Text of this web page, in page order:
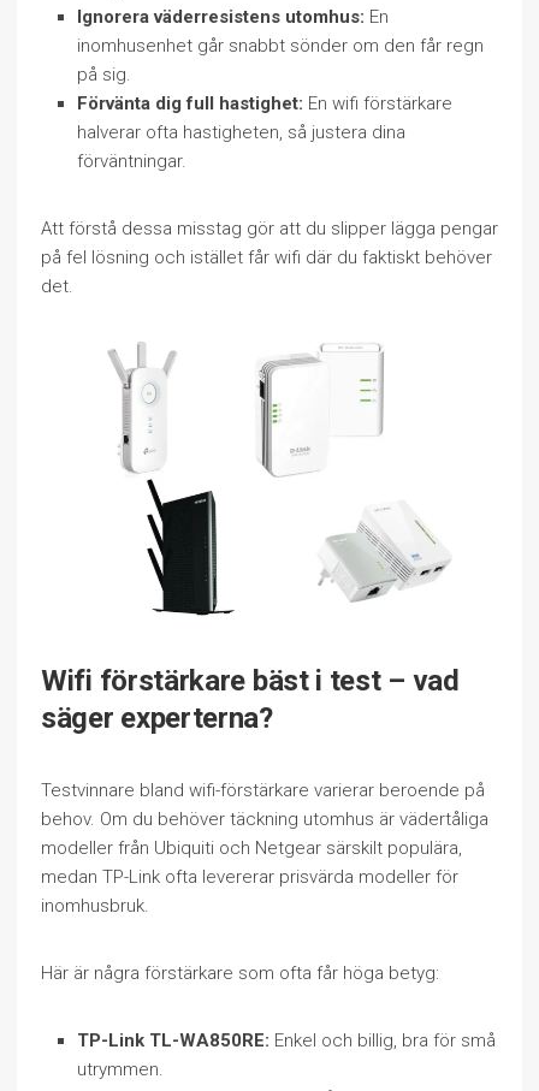
Ignorera väderresistens utomhus: En
inomhusenhet går snabbt sönder om den får regn
på sig.
Förvänta dig full hastighet: En wifi förstärkare
halverar ofta hastigheten, så justera dina
förväntningar.
Att förstå dessa misstag gör att du slipper lägga pengar
på fel lösning och istället får wifi där du faktiskt behöver
det.
Wifi förstärkare bäst i test – vad
säger experterna?
Testvinnare bland wifi-förstärkare varierar beroende på
behov. Om du behöver täckning utomhus är vädertåliga
modeller från Ubiquiti och Netgear särskilt populära,
medan TP-Link ofta levererar prisvärda modeller för
inomhusbruk.
Här är några förstärkare som ofta får höga betyg:
TP-Link TL-WA850RE: Enkel och billig, bra för små
utrymmen.